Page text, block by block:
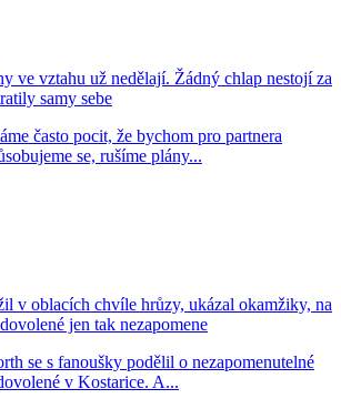
ve vztahu už nedělají. Žádný chlap nestojí za
samy sebe
často pocit, že bychom pro partnera
se, rušíme plány...
v oblacích chvíle hrůzy, ukázal okamžiky, na
jen tak nezapomene
se s fanoušky podělil o nezapomenutelné
v Kostarice. A...